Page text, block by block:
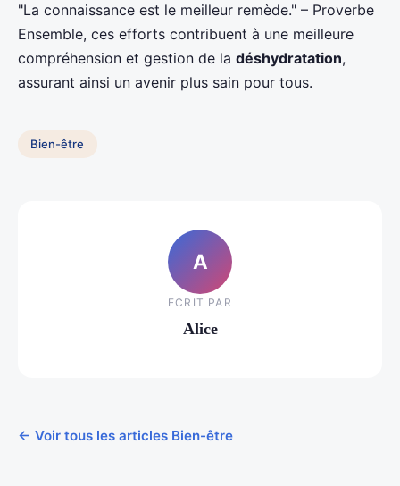
"La connaissance est le meilleur remède." – Proverbe
Ensemble, ces efforts contribuent à une meilleure
compréhension et gestion de la déshydratation,
assurant ainsi un avenir plus sain pour tous.
Bien-être
A
ECRIT PAR
Alice
← Voir tous les articles Bien-être